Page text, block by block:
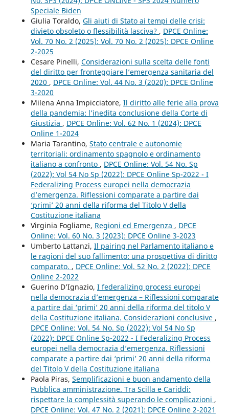
Speciale Biden
Giulia Toraldo, Gli aiuti di Stato ai tempi delle crisi:
divieto obsoleto o flessibilità lasciva? , DPCE Online:
Vol. 70 No. 2 (2025): Vol. 70 No. 2 (2025): DPCE Online
2-2025
Cesare Pinelli, Considerazioni sulla scelta delle fonti
del diritto per fronteggiare l’emergenza sanitaria del
2020 , DPCE Online: Vol. 44 No. 3 (2020): DPCE Online
3-2020
Milena Anna Impicciatore, Il diritto alle ferie alla prova
della pandemia: l’inedita conclusione della Corte di
Giustizia , DPCE Online: Vol. 62 No. 1 (2024): DPCE
Online 1-2024
Maria Tarantino, Stato centrale e autonomie
territoriali: ordinamento spagnolo e ordinamento
italiano a confronto , DPCE Online: Vol. 54 No. Sp
(2022): Vol 54 No Sp (2022): DPCE Online Sp-2022 - I
Federalizing Process europei nella democrazia
d’emergenza. Riflessioni comparate a partire dai
‘primi’ 20 anni della riforma del Titolo V della
Costituzione italiana
Virginia Fogliame, Regioni ed Emergenza , DPCE
Online: Vol. 60 No. 3 (2023): DPCE Online 3-2023
Umberto Lattanzi, Il pairing nel Parlamento italiano e
le ragioni del suo fallimento: una prospettiva di diritto
comparato. , DPCE Online: Vol. 52 No. 2 (2022): DPCE
Online 2-2022
Guerino D’Ignazio, I federalizing process europei
nella democrazia d’emergenza – Riflessioni comparate
a partire dai ‘primi’ 20 anni della riforma del titolo V
della Costituzione italiana. Considerazioni conclusive ,
DPCE Online: Vol. 54 No. Sp (2022): Vol 54 No Sp
(2022): DPCE Online Sp-2022 - I Federalizing Process
europei nella democrazia d’emergenza. Riflessioni
comparate a partire dai ‘primi’ 20 anni della riforma
del Titolo V della Costituzione italiana
Paola Piras, Semplificazioni e buon andamento della
Pubblica amministrazione. Tra Scilla e Cariddi:
rispettare la complessità superando le complicazioni ,
DPCE Online: Vol. 47 No. 2 (2021): DPCE Online 2-2021